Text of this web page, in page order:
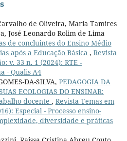
de Oliveira, Maria Tamires
José Leonardo Rolim de Lima
de concluintes do Ensino Médio
após a Educação Básica , Revista
v. 33 n. 1 (2024): RTE -
- Qualis A4
DA-SILVA, PEDAGOGIA DA
ECOLOGIAS DO ENSINAR:
docente , Revista Temas em
Especial - Processo ensino-
diversidade e práticas